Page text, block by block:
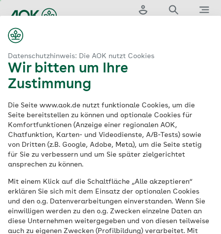
Datenschutzhinweis: Die AOK nutzt Cookies
Wir bitten um Ihre
Zustimmung
Die Seite www.aok.de nutzt funktionale Cookies, um die
Seite bereitstellen zu können und optionale Cookies für
Komfortfunktionen (Anzeige einer regionalen AOK,
Chatfunktion, Karten- und Videodienste, A/B-Tests) sowie
von Dritten (z.B. Google, Adobe, Meta), um die Seite stetig
für Sie zu verbessern und um Sie später zielgerichtet
ansprechen zu können.
Mit einem Klick auf die Schaltfläche „Alle akzeptieren“
erklären Sie sich mit dem Einsatz der optionalen Cookies
und den o.g. Datenverarbeitungen einverstanden. Wenn Sie
einwilligen werden zu den o.g. Zwecken einzelne Daten an
diese Unternehmen weitergegeben und von diesen teilweise
auch zu eigenen Zwecken (Profilbildung) verarbeitet. Mit
Hauptinhalt
springen
Anmeldung zur
Tage-Challenge
Deine Challenge beginnt direkt nach der
Registrierung. Du erhältst die passenden
Impulse regelmäßig in dein Postfach.
Challenge auswählen
Ich möchte an der folgenden 66-Tage-Challenge